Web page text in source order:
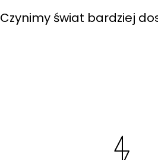
Czynimy świat bardziej